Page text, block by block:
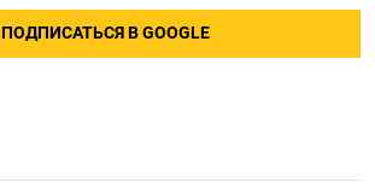
ПОДПИСАТЬСЯ В GOOGLE